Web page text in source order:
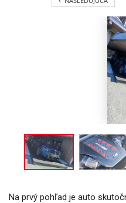
Na prvý pohľad je auto